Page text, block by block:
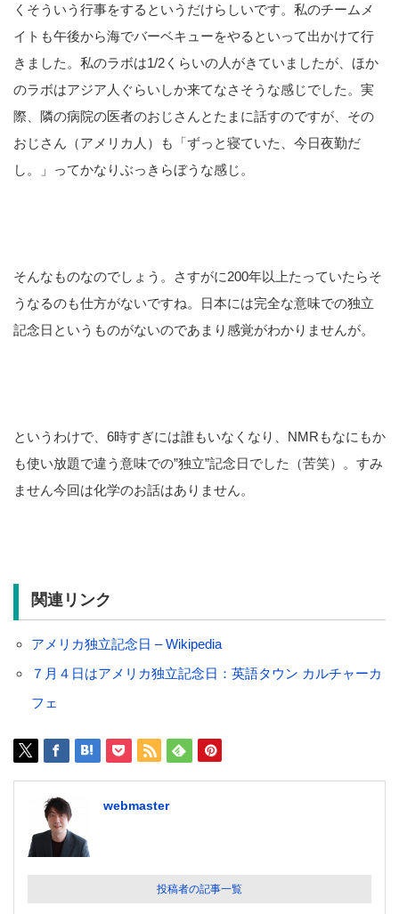
くそういう行事をするというだけらしいです。私のチームメ
イトも午後から海でバーベキューをやるといって出かけて行
きました。私のラボは1/2くらいの人がきていましたが、ほか
のラボはアジア人ぐらいしか来てなさそうな感じでした。実
際、隣の病院の医者のおじさんとたまに話すのですが、その
おじさん（アメリカ人）も「ずっと寝ていた、今日夜勤だ
し。」ってかなりぶっきらぼうな感じ。
そんなものなのでしょう。さすがに200年以上たっていたらそ
うなるのも仕方がないですね。日本には完全な意味での独立
記念日というものがないのであまり感覚がわかりませんが。
というわけで、6時すぎには誰もいなくなり、NMRもなにもか
も使い放題で違う意味での”独立”記念日でした（苦笑）。すみ
ません今回は化学のお話はありません。
関連リンク
アメリカ独立記念日 – Wikipedia
７月４日はアメリカ独立記念日：英語タウン カルチャーカ
フェ
webmaster
投稿者の記事一覧